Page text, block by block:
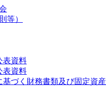
等）
表資料
表資料
基づく財務書類及び固定資